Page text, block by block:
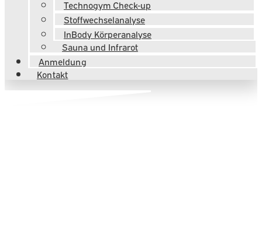
Technogym Check-up
Stoffwechselanalyse
InBody Körperanalyse
Sauna und Infrarot
Anmeldung
Kontakt